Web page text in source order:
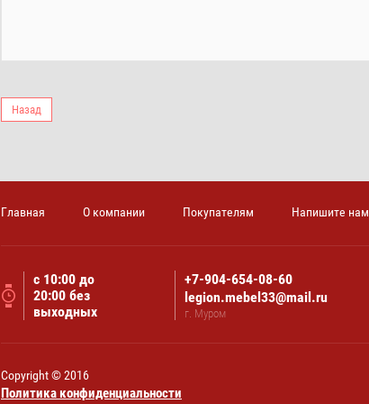
Назад
Главная О компании Покупателям Напишите нам
с 10:00 до
20:00 без
выходных
+7-904-654-08-60
legion.mebel33@mail.ru
г. Муром
Copyright © 2016
Политика конфиденциальности